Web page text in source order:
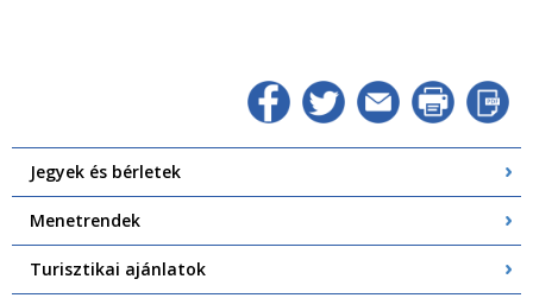
Jegyek és bérletek
Menetrendek
Turisztikai ajánlatok